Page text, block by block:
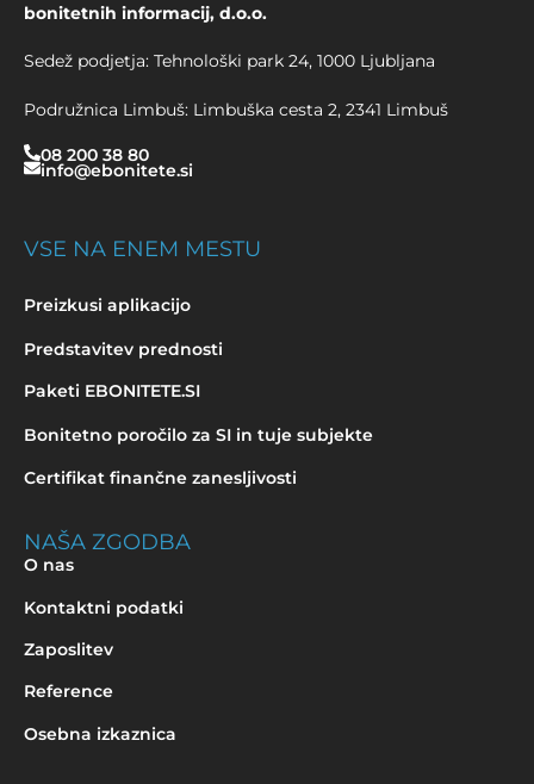
bonitetnih informacij, d.o.o.
Sedež podjetja: Tehnološki park 24, 1000 Ljubljana
Podružnica Limbuš: Limbuška cesta 2, 2341 Limbuš
08 200 38 80
info@ebonitete.si
VSE NA ENEM MESTU
Preizkusi aplikacijo
Predstavitev prednosti
Paketi EBONITETE.SI
Bonitetno poročilo za SI in tuje subjekte
Certifikat finančne zanesljivosti
NAŠA ZGODBA
O nas
Kontaktni podatki
Zaposlitev
Reference
Osebna izkaznica